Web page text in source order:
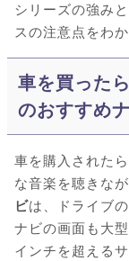
シリーズの強み
スの注意点をわ
車を買った
のおすすめ
車を購入された
な音楽を聴きな
ビは、ドライブ
ナビの画面も大
インチを超える